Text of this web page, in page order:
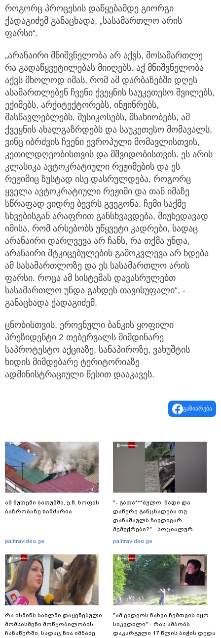
როგორც პროცესის დაწყებამდე გიორგი
ქადაგიძემ განაცხადა, „სასამართლო არის
ფარსი“.
„არანაირი მნიშვნელობა არ აქვს, მოსამართლე
რა გადაწყვეტილებას მიიღებს. აქ მნიშვნელობა
აქვს მხოლოდ იმას, რომ ამ დარბაზებში დღეს
ასამართლებენ ჩვენი ქვეყნის საუკეთესო შვილებს,
ექიმებს, არქიტექტორებს, ინჟინრებს,
მასწავლებლებს, მუსიკოსებს, მსახიობებს, ამ
ქვეყნის ახალგაზრდებს და საუკეთესო მომავალს,
ვინც იბრძვის ჩვენი ევროპული მომავლისთვის,
კეთილდღეობისთვის და მშვიდობისთვის. ეს არის
კლასიკა ავტოკრატიული რეჟიმების და ეს
რეჟიმიც ზუსტად ისე დასრულდება, როგორც
ყველა ავტოკრატიული რეჟიმი და თან იმაზე
სწრაფად ვიდრე ბევრს გვეგონა. ჩემი საქმე
სხვებისგან არაფრით განსხვავდება, მიუხედავად
იმისა, რომ არსებობს უწყვეტი კადრები, სადაც
არანაირი დარღვევა არ ჩანს, რა თქმა უნდა,
არანაირი მტკიცებულების გამოკვლევა არ ხდება
ამ სასამართლოზე და ეს სასამართლო არის
ფარსი. როცა ამ სისტემას დავასრულებთ
სასამართლო უნდა გახდეს თავისუფალი“, -
განაცხადა ქადაგიძემ.
ცნობისთვის, ეროვნული ბანკის ყოფილი
პრეზიდენტი 2 თებერვალს მიმდინარე
საპროტესტო აქციაზე, სანაპიროზე, ვახუშტის
ხიდის მიმდებარე ტერიტორიაზე
ადმინისტრაციული წესით დააკავეს.
გაზიარება
ამ წუთეში ბათუმში, ე.წ. ხოფის
ბაზრობაზე ხანძარია
palitravideo.ge
რა ისმინს სახლში დაყენებული
მომსასმენი მოწყობილობის
ჩანაწერში, სადაც ნია იმნაძე
"- გათა***ბულო, წადი და
დაწერე განცხადება თუ
დანაშაულს ჩავდივარ...-
მემუქრები?" - სოციალურ
ქსელში სკანდალური კადრები
palitravideo.ge
"ამ ვიდეოს ნახვა ჩემთვის იყო
სიკვდილი" - რას ამბობს
დაკარგული 17 წლის ბიჭის დედა